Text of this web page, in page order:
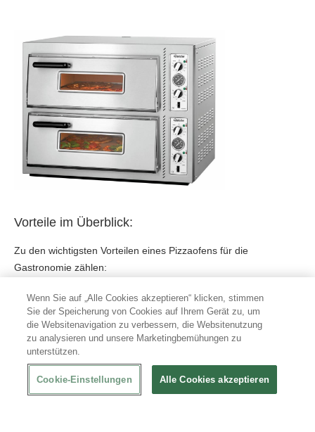
Vorteile im Überblick:
Zu den wichtigsten Vorteilen eines Pizzaofens für die
Gastronomie zählen:
konstante Backtemperaturfür gleichmäßige Ergebnisse bei
jeder Pizza
kurze Backzeiten, besonders praktisch bei hohem
Gästeaufkommen
optimale Hitzeverteilung
für knusprige Böden und perfekt
Wenn Sie auf „Alle Cookies akzeptieren“ klicken, stimmen
Sie der Speicherung von Cookies auf Ihrem Gerät zu, um
die Websitenavigation zu verbessern, die Websitenutzung
zu analysieren und unsere Marketingbemühungen zu
unterstützen.
Cookie-Einstellungen Alle Cookies akzeptieren